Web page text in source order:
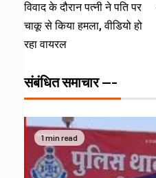
विवाद के दौरान पत्नी ने पति पर
चाकू से किया हमला, वीडियो हो
रहा वायरल
संबंधित समाचार ---
1 min read